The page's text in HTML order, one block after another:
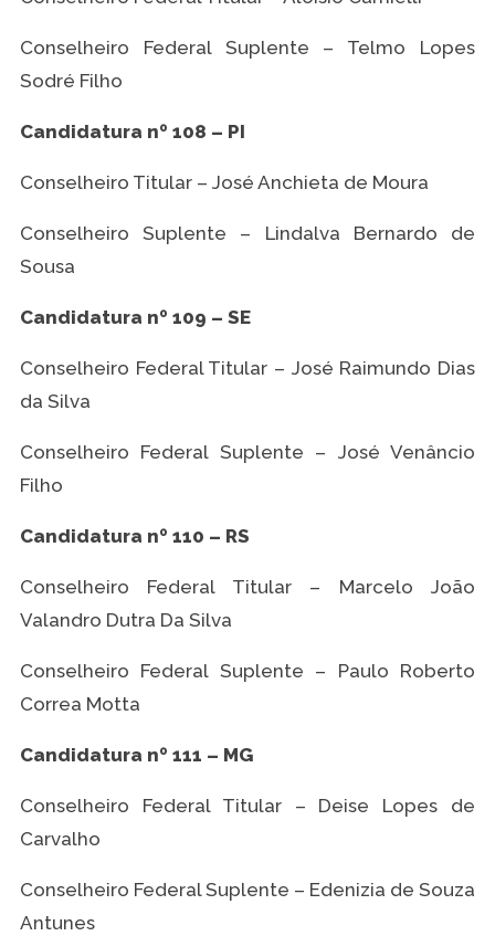
Conselheiro Federal Suplente – Telmo Lopes
Sodré Filho
Candidatura nº 108 – PI
Conselheiro Titular – José Anchieta de Moura
Conselheiro Suplente – Lindalva Bernardo de
Sousa
Candidatura nº 109 – SE
Conselheiro Federal Titular – José Raimundo Dias
da Silva
Conselheiro Federal Suplente – José Venâncio
Filho
Candidatura nº 110 – RS
Conselheiro Federal Titular – Marcelo João
Valandro Dutra Da Silva
Conselheiro Federal Suplente – Paulo Roberto
Correa Motta
Candidatura nº 111 – MG
Conselheiro Federal Titular – Deise Lopes de
Carvalho
Conselheiro Federal Suplente – Edenizia de Souza
Antunes